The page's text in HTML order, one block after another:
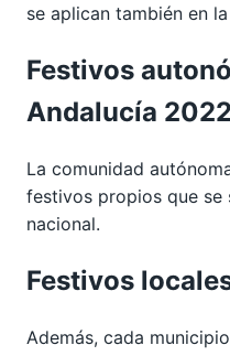
se aplican también en
Festivos
Andalucía 2022
La comunidad
festivos propios que se
nacional.
Festivos
Además, cada